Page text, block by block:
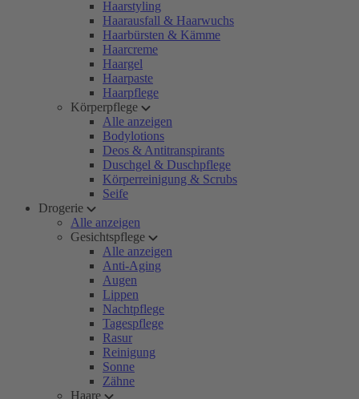
Haarstyling
Haarausfall & Haarwuchs
Haarbürsten & Kämme
Haarcreme
Haargel
Haarpaste
Haarpflege
Körperpflege
Alle anzeigen
Bodylotions
Deos & Antitranspirants
Duschgel & Duschpflege
Körperreinigung & Scrubs
Seife
Drogerie
Alle anzeigen
Gesichtspflege
Alle anzeigen
Anti-Aging
Augen
Lippen
Nachtpflege
Tagespflege
Rasur
Reinigung
Sonne
Zähne
Haare